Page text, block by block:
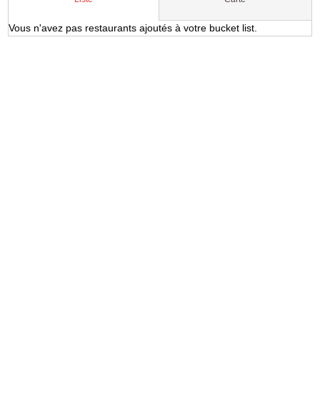
Vous n'avez pas restaurants ajoutés à votre bucket list.